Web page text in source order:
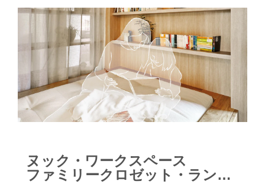
ヌック・ワークスペース
ファミリークロゼット・ランド